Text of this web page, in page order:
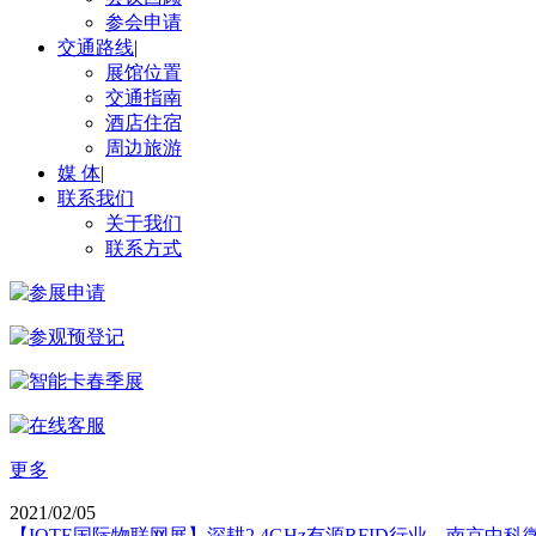
参会申请
交通路线|
展馆位置
交通指南
酒店住宿
周边旅游
媒 体|
联系我们
关于我们
联系方式
更多
2021/02/05